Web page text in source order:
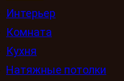
Интерьер
Комната
Кухня
Натяжные потолки